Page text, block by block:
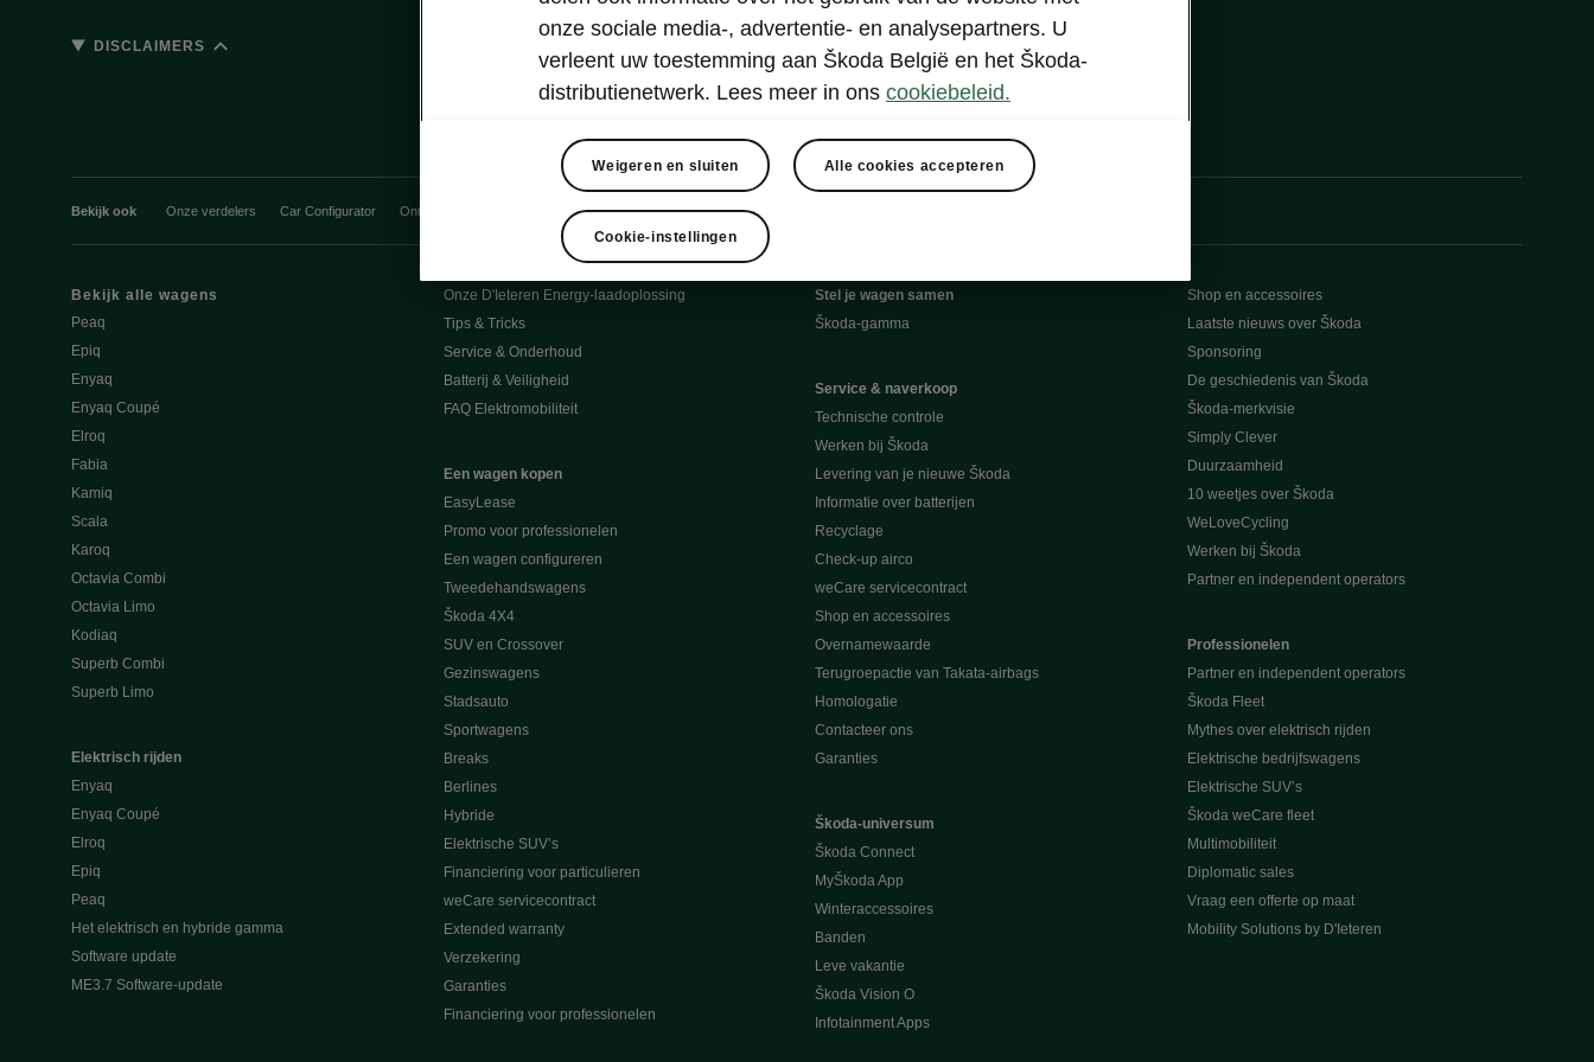
DISCLAIMERS
Bekijk ook Onze verdelers Car Configurator Ontdek onze aanbiedingen Een proefrit aanvragen
Bekijk alle wagens
Peaq
Epiq
Enyaq
Enyaq Coupé
Elroq
Fabia
Kamiq
Scala
Karoq
Octavia Combi
Octavia Limo
Kodiaq
Superb Combi
Superb Limo
Elektrisch rijden
Enyaq
Enyaq Coupé
Elroq
Epiq
Peaq
Het elektrisch en hybride gamma
Software update
ME3.7 Software-update
Onze D'Ieteren Energy-laadoplossing
Tips & Tricks
Service & Onderhoud
Batterij & Veiligheid
FAQ Elektromobiliteit
Een wagen kopen
EasyLease
Promo voor professionelen
Een wagen configureren
Tweedehandswagens
Škoda 4X4
SUV en Crossover
Gezinswagens
Stadsauto
Sportwagens
Breaks
Berlines
Hybride
Elektrische SUV’s
Financiering voor particulieren
weCare servicecontract
Extended warranty
Verzekering
Garanties
Financiering voor professionelen
Stel je wagen samen
Škoda-gamma
Service & naverkoop
Technische controle
Werken bij Škoda
Levering van je nieuwe Škoda
Informatie over batterijen
Recyclage
Check-up airco
weCare servicecontract
Shop en accessoires
Overnamewaarde
Terugroepactie van Takata-airbags
Homologatie
Contacteer ons
Garanties
Škoda-universum
Škoda Connect
MyŠkoda App
Winteraccessoires
Banden
Leve vakantie
Škoda Vision O
Infotainment Apps
Shop en accessoires
Laatste nieuws over Škoda
Sponsoring
De geschiedenis van Škoda
Škoda-merkvisie
Simply Clever
Duurzaamheid
10 weetjes over Škoda
WeLoveCycling
Werken bij Škoda
Partner en independent operators
Professionelen
Partner en independent operators
Škoda Fleet
Mythes over elektrisch rijden
Elektrische bedrijfswagens
Elektrische SUV’s
Škoda weCare fleet
Multimobiliteit
Diplomatic sales
Vraag een offerte op maat
Mobility Solutions by D'Ieteren
onze sociale media-, advertentie- en analysepartners. U
verleent uw toestemming aan Škoda België en het Škoda-
distributienetwerk. Lees meer in ons cookiebeleid.
Weigeren en sluiten Alle cookies accepteren
Cookie-instellingen